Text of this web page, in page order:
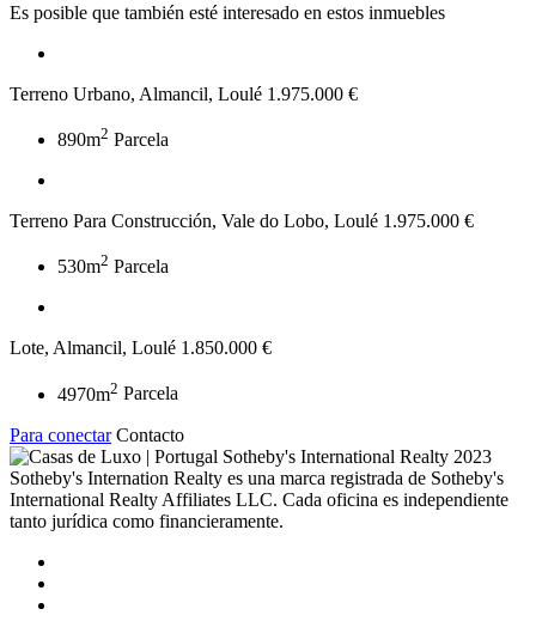
Es posible que también esté interesado en estos inmuebles
Terreno Urbano, Almancil, Loulé 1.975.000 €
890m2 Parcela
Terreno Para Construcción, Vale do Lobo, Loulé 1.975.000 €
530m2 Parcela
Lote, Almancil, Loulé 1.850.000 €
4970m2 Parcela
Para conectar Contacto
2023
Sotheby's Internation Realty es una marca registrada de Sotheby's
International Realty Affiliates LLC. Cada oficina es independiente
tanto jurídica como financieramente.